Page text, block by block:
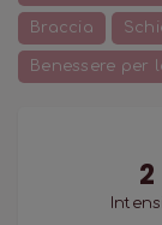
Braccia
Benessere per
2